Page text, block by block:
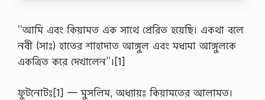
তি
‘‘আমি এবং কিয়ামত এক সাথে প্রেরিত হয়েছি। একথা বলে
নবী (সাঃ) হাতের শাহাদাত আঙ্গুল এবং মধ্যমা আঙ্গুলকে
একত্রিত করে দেখালেন’’।[1]
ফুটনোটঃ[1] — মুসলিম, অধ্যায়ঃ কিয়ামতের আলামত।